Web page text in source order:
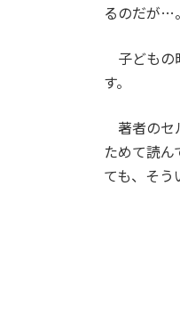
るのだが…。
子どもの
す。
著者のセ
ためて読
ても、そう